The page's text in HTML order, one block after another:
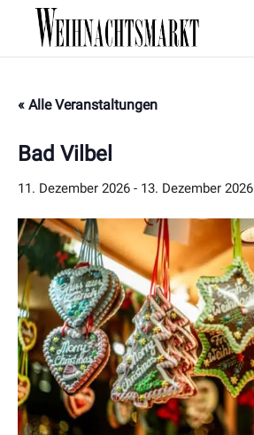
« Alle Veranstaltungen
Bad Vilbel
11. Dezember 2026 - 13. Dezember 2026